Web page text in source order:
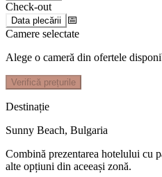
Check-out
Data plecării
📅
Camere selectate
Alege o cameră din ofertele
Verifică prețurile
Destinație
Sunny Beach, Bulgaria
Combină prezentarea hotelului cu
alte opțiuni din aceeași zonă.